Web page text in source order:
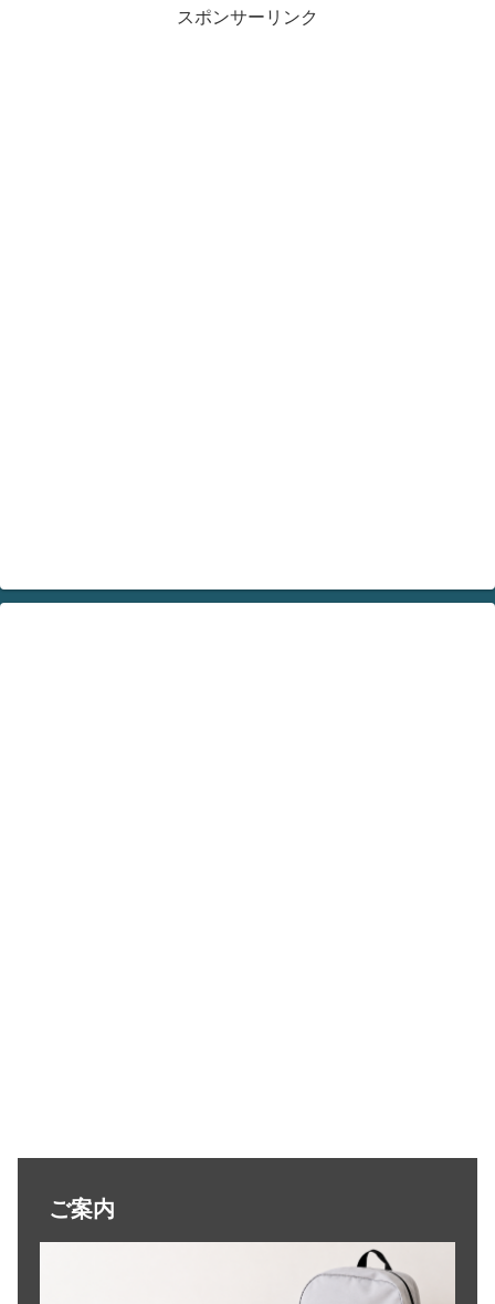
乾パンだけでなく、「ポータブ
ル電源」「高機能トイレ」「多
スポンサーリンク
ご案内